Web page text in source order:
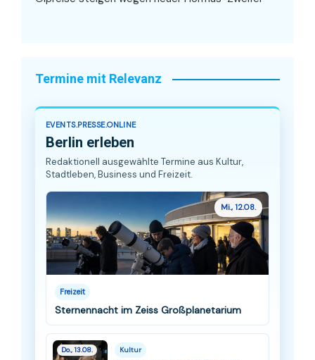
Termine mit Relevanz
EVENTS.PRESSE.ONLINE
Berlin erleben
Redaktionell ausgewählte Termine aus Kultur,
Stadtleben, Business und Freizeit.
Mi., 12.08.
Freizeit
Sternennacht im Zeiss Großplanetarium
Do., 13.08. Kultur